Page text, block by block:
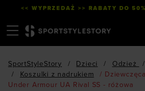
<< WYPRZEDAŻ >> RABATY DO
SportStyleStory / Dzieci / Odzież /
/
Koszulki z nadrukiem /
Under Armour UA Rival SS - różowa